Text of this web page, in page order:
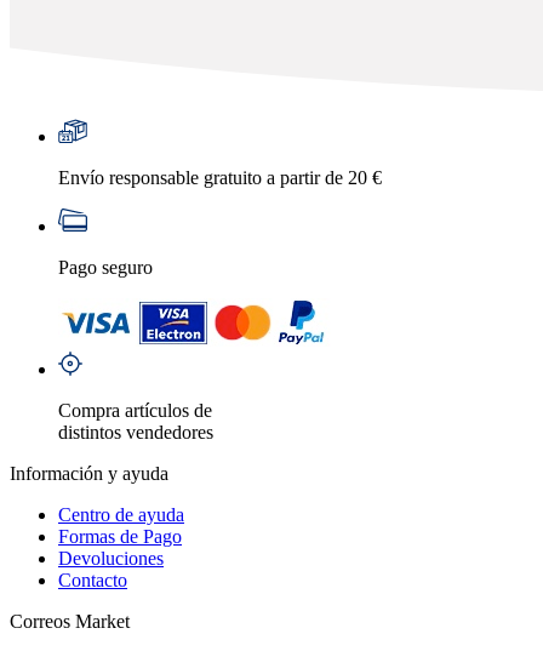
Envío responsable gratuito a partir de 20 €
Pago seguro
Compra artículos de
distintos vendedores
Información y ayuda
Centro de ayuda
Formas de Pago
Devoluciones
Contacto
Correos Market